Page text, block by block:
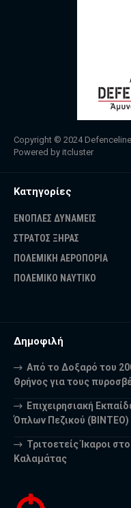
Copyright © 2024
Powered by itcluster
Κατηγορίες
ΕΝΟΠΛΕΣ ΔΥΝΑΜΕΙΣ
ΣΤΡΑΤΟΣ ΞΗΡΑΣ
ΠΟΛΕΜΙΚΗ ΑΕΡΟΠΟΡΙΑ
ΠΟΛΕΜΙΚΟ ΝΑΥΤΙΚΟ
Δημοφιλή
Από το Δοξαρό του
Θρήνος για τους
Επιχειρησιακή
Όπλων Πεζικού (ΒΙΝΤΕΟ)
Τριτοετείς Ίκαροι
Καλαμάτας